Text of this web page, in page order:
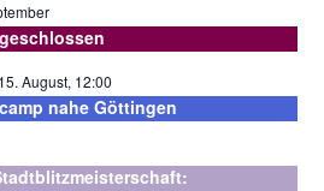
15. August, 12:00
nahe Göttingen